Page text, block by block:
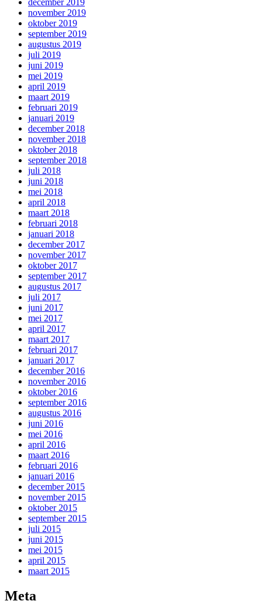
november 2019
oktober 2019
september 2019
augustus 2019
juli 2019
juni 2019
mei 2019
april 2019
maart 2019
februari 2019
januari 2019
december 2018
november 2018
oktober 2018
september 2018
juli 2018
juni 2018
mei 2018
april 2018
maart 2018
februari 2018
januari 2018
december 2017
november 2017
oktober 2017
september 2017
augustus 2017
juli 2017
juni 2017
mei 2017
april 2017
maart 2017
februari 2017
januari 2017
december 2016
november 2016
oktober 2016
september 2016
augustus 2016
juni 2016
mei 2016
april 2016
maart 2016
februari 2016
januari 2016
december 2015
november 2015
oktober 2015
september 2015
juli 2015
juni 2015
mei 2015
april 2015
maart 2015
Meta